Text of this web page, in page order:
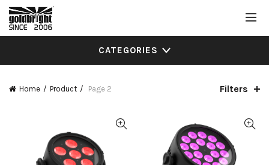
CATEGORIES
Home Product Page 2 Filters